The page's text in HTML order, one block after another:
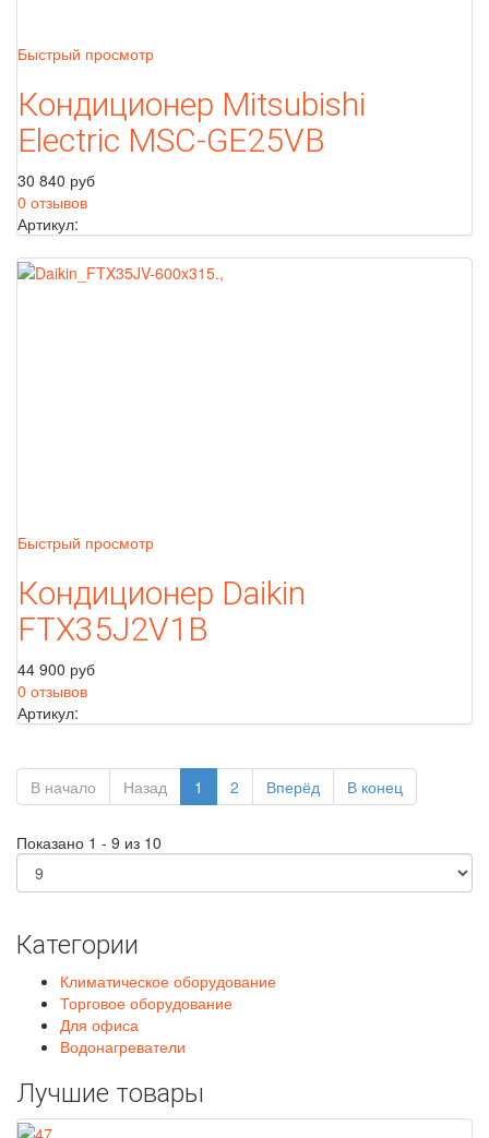
Быстрый просмотр
Кондиционер Mitsubishi
Electric MSC-GE25VB
30 840 руб
0 отзывов
Артикул:
Быстрый просмотр
Кондиционер Daikin
FTX35J2V1B
44 900 руб
0 отзывов
Артикул:
В начало Назад 1 2 Вперёд В конец
Показано 1 - 9 из 10
Категории
Климатическое оборудование
Торговое оборудование
Для офиса
Водонагреватели
Лучшие товары